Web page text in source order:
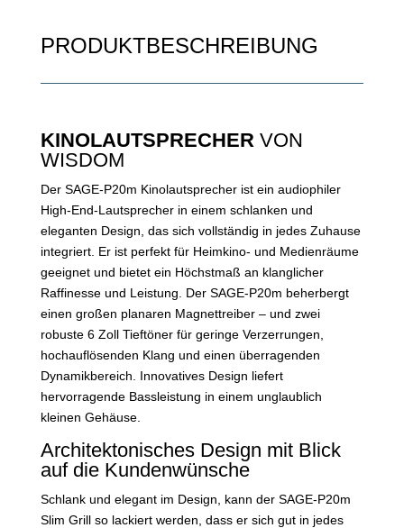
PRODUKTBESCHREIBUNG
KINOLAUTSPRECHER VON
WISDOM
Der SAGE-P20m Kinolautsprecher ist ein audiophiler
High-End-Lautsprecher in einem schlanken und
eleganten Design, das sich vollständig in jedes Zuhause
integriert. Er ist perfekt für Heimkino- und Medienräume
geeignet und bietet ein Höchstmaß an klanglicher
Raffinesse und Leistung. Der SAGE-P20m beherbergt
einen großen planaren Magnettreiber – und zwei
robuste 6 Zoll Tieftöner für geringe Verzerrungen,
hochauflösenden Klang und einen überragenden
Dynamikbereich. Innovatives Design liefert
hervorragende Bassleistung in einem unglaublich
kleinen Gehäuse.
Architektonisches Design mit Blick
auf die Kundenwünsche
Schlank und elegant im Design, kann der SAGE-P20m
Slim Grill so lackiert werden, dass er sich gut in jedes